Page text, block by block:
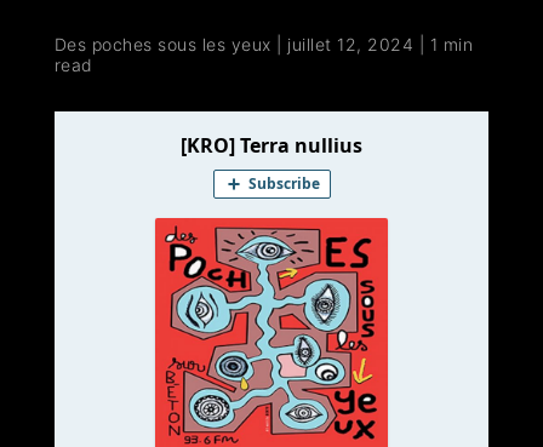
Des poches sous les yeux juillet 12, 2024
1 min
read